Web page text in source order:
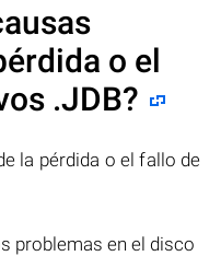
o el
.JDB?
la pérdida o el fallo de
problemas en el disco